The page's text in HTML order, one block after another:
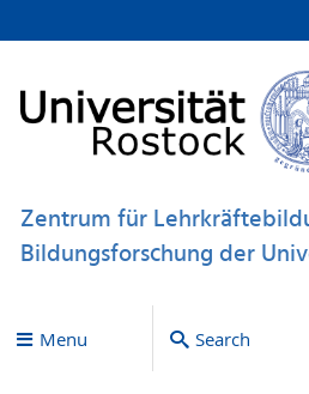
Zentrum für
Bildungsforschung der
Menu Search